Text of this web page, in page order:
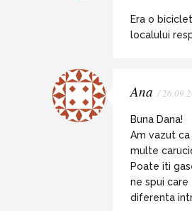
Era o
localului
Ana /
Buna Dana!
Am vazut ca
multe
Poate iti
ne spui care
diferenta